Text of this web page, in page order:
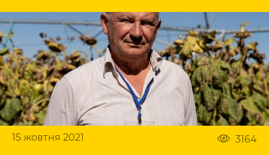
15 жовтня 2021 3164